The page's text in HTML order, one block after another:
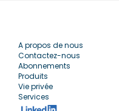
A propos de nous
Contactez-nous
Abonnements
Produits
Vie privée
Services